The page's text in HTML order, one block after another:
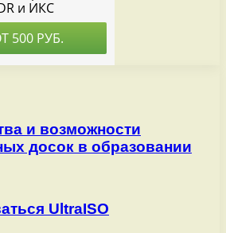
и возможности
досок в образовании
UltraISO